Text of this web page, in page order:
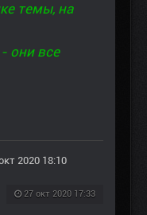
темы, на
они все
2020 18:10
27 окт 2020 17:33